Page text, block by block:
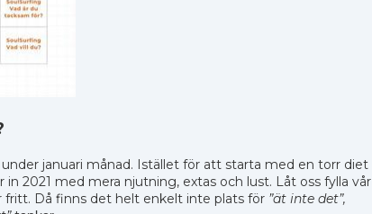
januari månad. Istället för att starta med en torr diet
2021 med mera njutning, extas och lust. Låt oss fylla vår
Då finns det helt enkelt inte plats för ”ät inte det”,